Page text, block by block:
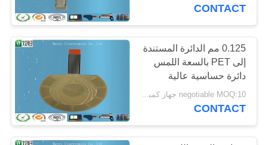
CONTACT
0.125 مم الدائرة المستندة
إلى PET بالسعة اللمس
دائرة حساسية عالية
وكثافة
negotiable MOQ:10 جهاز كمبيوتر شخصى / الكثير
CONTACT